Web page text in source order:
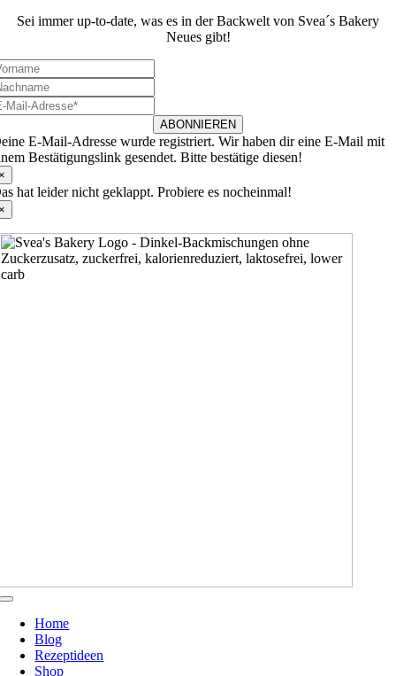
Sei immer up-to-date, was es in der Backwelt von Svea´s Bakery
Neues gibt!
ABONNIEREN
E-Mail-Adresse wurde registriert. Wir haben dir eine E-Mail mit
Bestätigungslink gesendet. Bitte bestätige diesen!
hat leider nicht geklappt. Probiere es nocheinmal!
Toggle
Navigation
Home
Blog
Rezeptideen
Shop